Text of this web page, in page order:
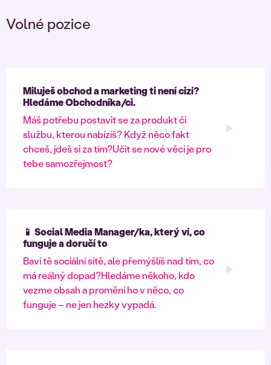
Volné pozice
Miluješ obchod a marketing ti není cizí?
Hledáme Obchodníka/ci.
Máš potřebu postavit se za produkt či
službu, kterou nabízíš? Když něco fakt
chceš, jdeš si za tím?Učit se nové věci je pro
tebe samozřejmost?
📱 Social Media Manager/ka, který ví, co
funguje a doručí to
Baví tě sociální sítě, ale přemýšlíš nad tím, co
má reálný dopad?Hledáme někoho, kdo
vezme obsah a promění ho v něco, co
funguje – ne jen hezky vypadá.